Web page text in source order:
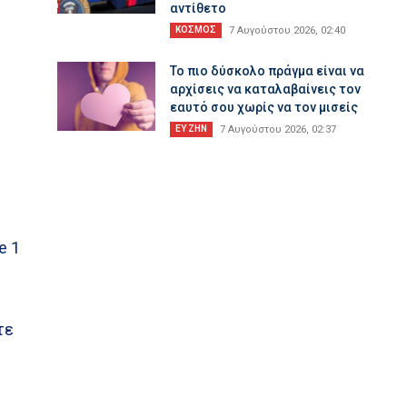
1
αντίθετο
ΚΟΣΜΟΣ 7 Αυγούστου 2026, 02:40
Το πιο δύσκολο πράγμα είναι να
αρχίσεις να καταλαβαίνεις τον
εαυτό σου χωρίς να τον μισείς
ΕΥ ΖΗΝ 7 Αυγούστου 2026, 02:37